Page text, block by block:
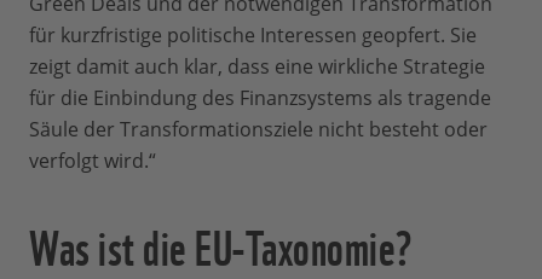
für kurzfristige politische Interessen geopfert. Sie
zeigt damit auch klar, dass eine wirkliche Strategie
für die Einbindung des Finanzsystems als tragende
Säule der Transformationsziele nicht besteht oder
verfolgt wird.“
Was ist die EU-Taxonomie?